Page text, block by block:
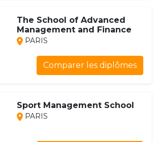
The School of Advanced
Management and Finance
PARIS
Comparer les diplômes
Sport Management School
PARIS